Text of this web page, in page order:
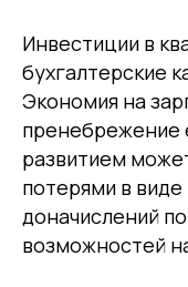
Инвестиции в
бухгалтерские
Экономия на
пренебрежение
развитием
потерями в
доначислений
возможностей
Бухгалтерский
учет